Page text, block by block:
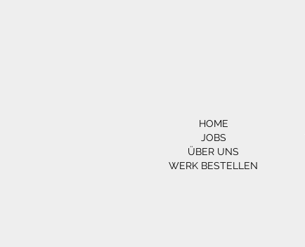
HOME
JOBS
ÜBER UNS
WERK BESTELLEN